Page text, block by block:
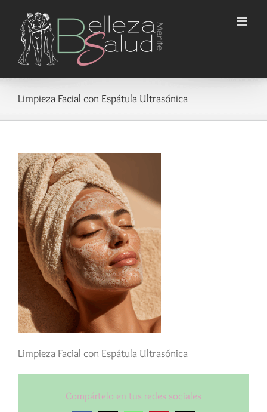
contenido
Limpieza Facial con Espátula Ultrasónica
Limpieza Facial con Espátula Ultrasónica
Compártelo en tus redes sociales